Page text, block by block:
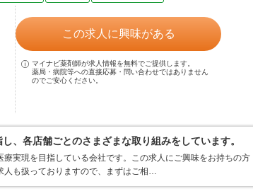
この求人に興味がある
マイナビ薬剤師が求人情報を無料でご提供します。
薬局・病院等への直接応募・問い合わせではありません
のでご安心ください。
、各店舗ごとのさまざまな取り組みをしています。
実現を目指している会社です。この求人にご興味をお持ちの方
人も扱っておりますので、まずはご相…